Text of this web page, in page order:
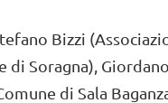
Bizzi
di Soragna),
di Sala